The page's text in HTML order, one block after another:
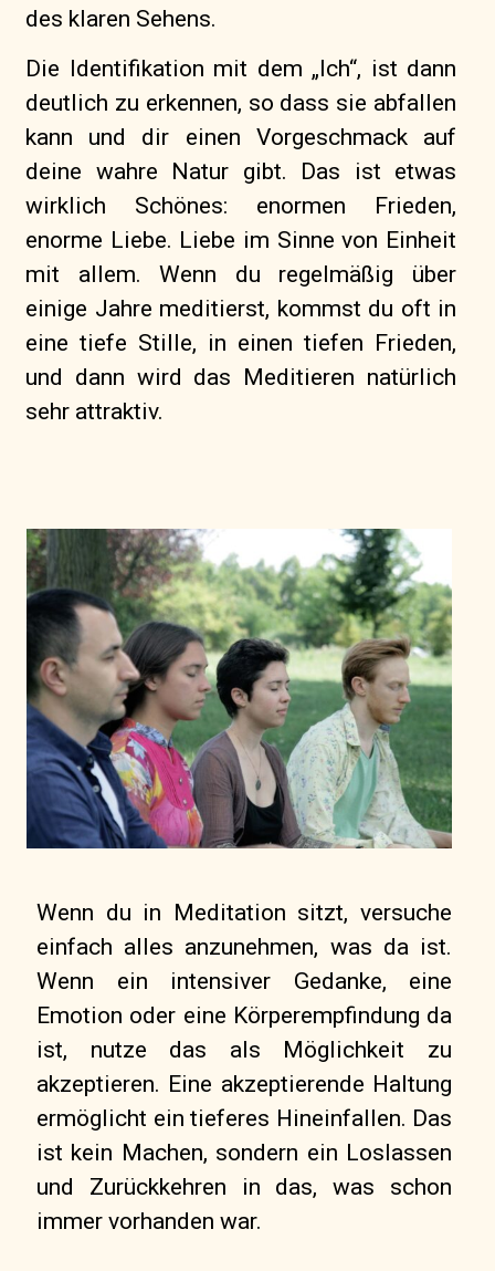
des klaren Sehens.
Die Identifikation mit dem „Ich“, ist dann
deutlich zu erkennen, so dass sie abfallen
kann und dir einen Vorgeschmack auf
deine wahre Natur gibt. Das ist etwas
wirklich Schönes: enormen Frieden,
enorme Liebe. Liebe im Sinne von Einheit
mit allem. Wenn du regelmäßig über
einige Jahre meditierst, kommst du oft in
eine tiefe Stille, in einen tiefen Frieden,
und dann wird das Meditieren natürlich
sehr attraktiv.
Wenn du in Meditation sitzt, versuche
einfach alles anzunehmen, was da ist.
Wenn ein intensiver Gedanke, eine
Emotion oder eine Körperempfindung da
ist, nutze das als Möglichkeit zu
akzeptieren. Eine akzeptierende Haltung
ermöglicht ein tieferes Hineinfallen. Das
ist kein Machen, sondern ein Loslassen
und Zurückkehren in das, was schon
immer vorhanden war.